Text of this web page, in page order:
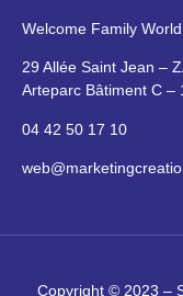
Welcome Family World
29 Allée Saint Jean –
Arteparc Bâtiment C –
04 42 50 17 10
Copyright © 2023 –